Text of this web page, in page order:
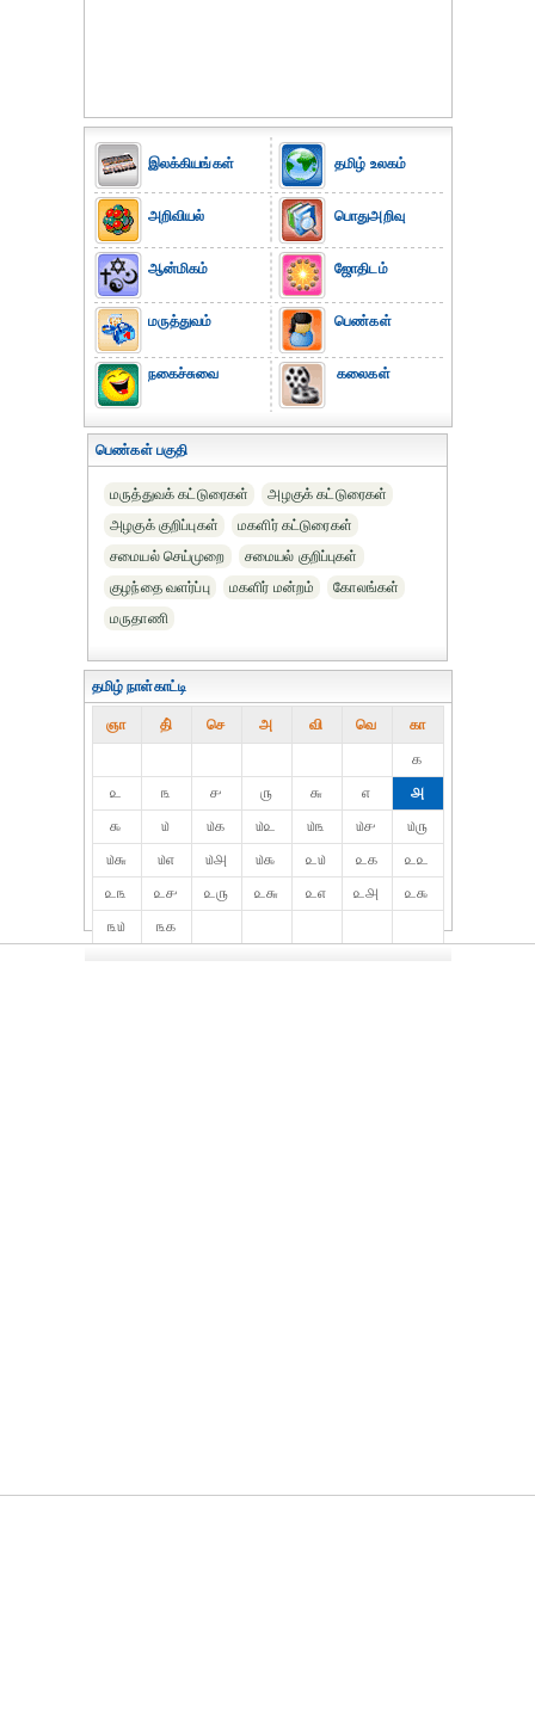
இலக்கியங்கள்
அறிவியல்
ஆன்மிகம்
மருத்துவம்
நகைச்சுவை
தமிழ் உலகம்
பொதுஅறிவு
ஜோதிடம்
பெண்கள்
கலைகள்
பெண்கள் பகுதி
மருத்துவக் கட்டுரைகள்
அழகுக் கட்டுரைகள்
அழகுக் குறிப்புகள்
மகளிர் கட்டுரைகள்
சமையல் செய்முறை
சமையல் குறிப்புகள்
குழந்தை வளர்ப்பு
மகளிர் மன்றம்
கோலங்கள்
மருதாணி
தமிழ் நாள்காட்டி
ஞா தி் செ அ வி வெ கா
௧
௨
௩ ௪ ௫ ௬ ௭
௮
௯
௰ ௰௧ ௰௨ ௰௩ ௰௪
௰௫
௰௬
௰௭ ௰௮ ௰௯ ௨௰ ௨௧
௨௨
௨௩
௨௪ ௨௫ ௨௬ ௨௭ ௨௮
௨௯
௩௰
௩௧